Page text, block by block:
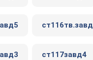
ст116тв.завд
ст117завд4